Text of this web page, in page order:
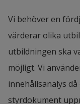
Vi behöver en
värderar olika
utbildningen ska
möjligt. Vi
innehållsanalys
styrdokument